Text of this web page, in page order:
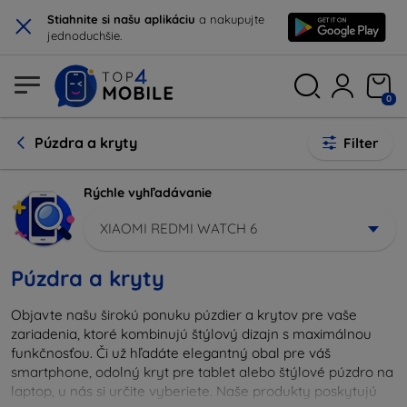
× Stiahnite si našu aplikáciu a nakupujte
jednoduchšie.
0
Púzdra a kryty Filter
Rýchle vyhľadávanie
XIAOMI REDMI WATCH 6
Púzdra a kryty
Objavte našu širokú ponuku púzdier a krytov pre vaše
zariadenia, ktoré kombinujú štýlový dizajn s maximálnou
funkčnosťou. Či už hľadáte elegantný obal pre váš
smartphone, odolný kryt pre tablet alebo štýlové púzdro na
laptop, u nás si určite vyberiete. Naše produkty poskytujú